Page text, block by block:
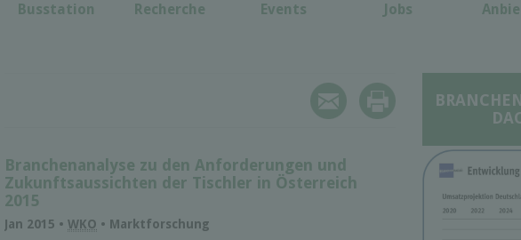
Busstation Recherche Events Jobs
Branchenanalyse zu den Anforderungen und
Zukunftsaussichten der Tischler in Österreich
2015
Jan 2015 • WKO • Marktforschung